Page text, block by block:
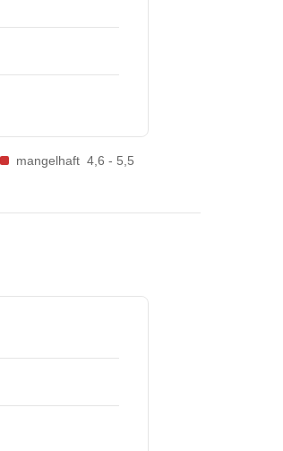
mangelhaft 4,6 - 5,5